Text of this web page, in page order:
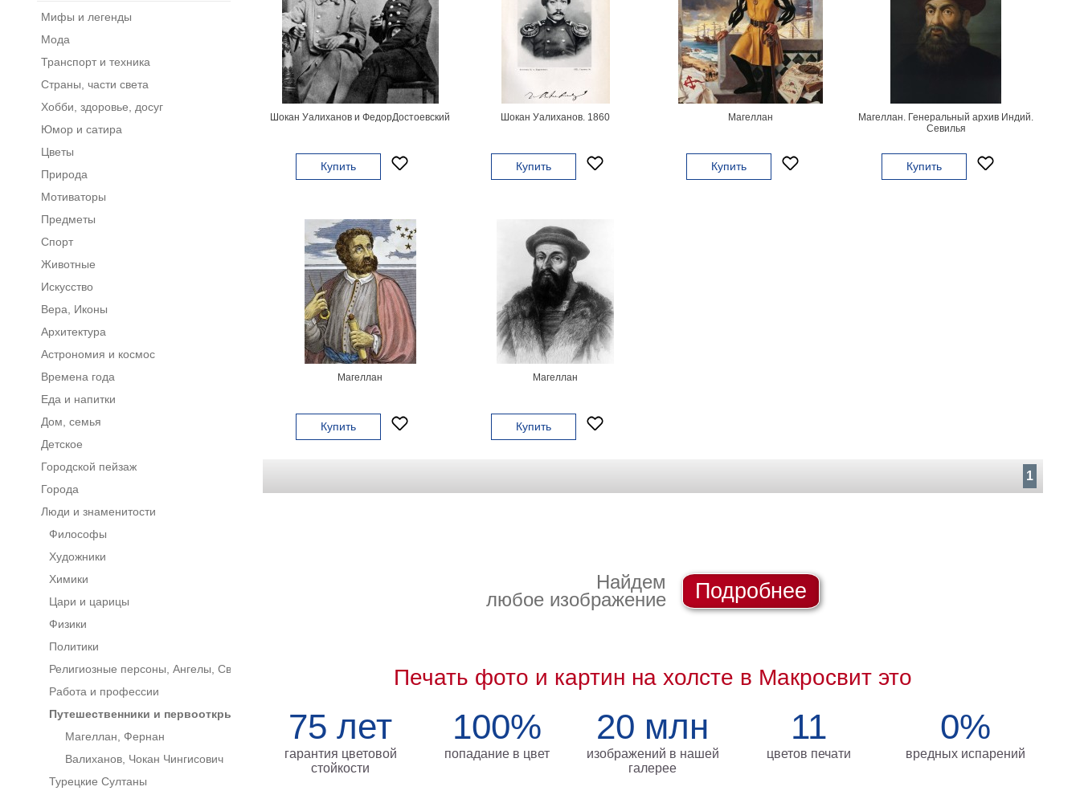
Шокан Уалиханов и ФедорДостоевский
Купить
Шокан Уалиханов. 1860
Купить
Магеллан
Купить
Магеллан. Генеральный архив Индий.
Севилья
Купить
Магеллан
Купить
Магеллан
Купить
1
Найдем
любое изображение
Подробнее
Печать фото и картин на холсте в Макросвит это
75 лет
гарантия цветовой
стойкости
100%
попадание в цвет
20 млн
изображений в нашей
галерее
11
цветов печати
0%
вредных испарений
Мифы и легенды
Мода
Транспорт и техника
Страны, части света
Хобби, здоровье, досуг
Юмор и сатира
Цветы
Природа
Мотиваторы
Предметы
Спорт
Животные
Искусство
Вера, Иконы
Архитектура
Астрономия и космос
Времена года
Еда и напитки
Дом, семья
Детское
Городской пейзаж
Города
Люди и знаменитости
Философы
Художники
Химики
Цари и царицы
Физики
Политики
Религиозные персоны, Ангелы, Святые
Работа и профессии
Путешественники и первооткрыватели
Магеллан, Фернан
Валиханов, Чокан Чингисович
Турецкие Султаны